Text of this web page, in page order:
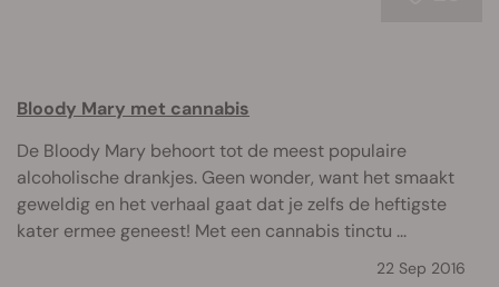
Bloody Mary met cannabis
De Bloody Mary behoort tot de meest populaire
alcoholische drankjes. Geen wonder, want het smaakt
geweldig en het verhaal gaat dat je zelfs de heftigste
kater ermee geneest! Met een cannabis tinctu ...
22 Sep 2016